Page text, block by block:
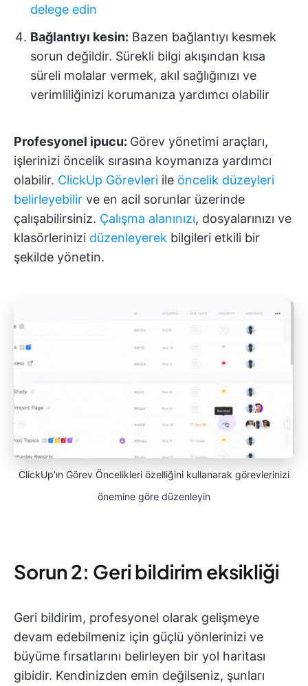
delege edin
Bağlantıyı kesin: Bazen bağlantıyı kesmek
sorun değildir. Sürekli bilgi akışından kısa
süreli molalar vermek, akıl sağlığınızı ve
verimliliğinizi korumanıza yardımcı olabilir
Profesyonel ipucu: Görev yönetimi araçları,
işlerinizi öncelik sırasına koymanıza yardımcı
olabilir. ClickUp Görevleri ile öncelik düzeyleri
belirleyebilir ve en acil sorunlar üzerinde
çalışabilirsiniz. Çalışma alanınızı, dosyalarınızı ve
klasörlerinizi düzenleyerek bilgileri etkili bir
şekilde yönetin.
ClickUp'ın Görev Öncelikleri özelliğini kullanarak görevlerinizi
önemine göre düzenleyin
Sorun 2: Geri bildirim eksikliği
Geri bildirim, profesyonel olarak gelişmeye
devam edebilmeniz için güçlü yönlerinizi ve
büyüme fırsatlarını belirleyen bir yol haritası
gibidir. Kendinizden emin değilseniz, şunları